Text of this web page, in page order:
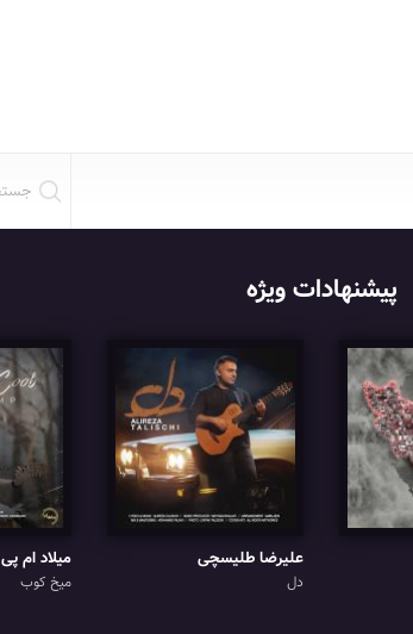
پیشنهادات ویژه
علیرضا طلیسچی
دل
میلاد ام پی
میخ کوب